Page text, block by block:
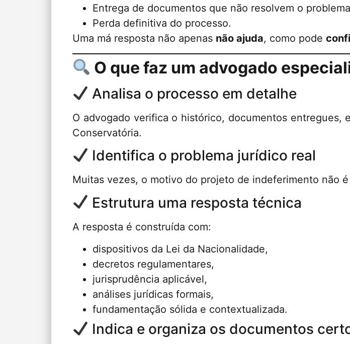
Entrega de documentos que não resolvem o
Perda definitiva do processo.
Uma má resposta não apenas não ajuda, como pode
O que faz um advogado
Analisa o processo em detalhe
O advogado verifica o histórico, documentos
Conservatória.
Identifica o problema jurídico real
Muitas vezes, o motivo do projeto de indeferimento não
Estrutura uma resposta técnica
A resposta é construída com:
dispositivos da Lei da Nacionalidade,
decretos regulamentares,
jurisprudência aplicável,
análises jurídicas formais,
fundamentação sólida e contextualizada.
Indica e organiza os documentos